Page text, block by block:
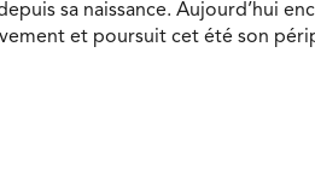
sa naissance. Aujourd’hui
et poursuit cet été son